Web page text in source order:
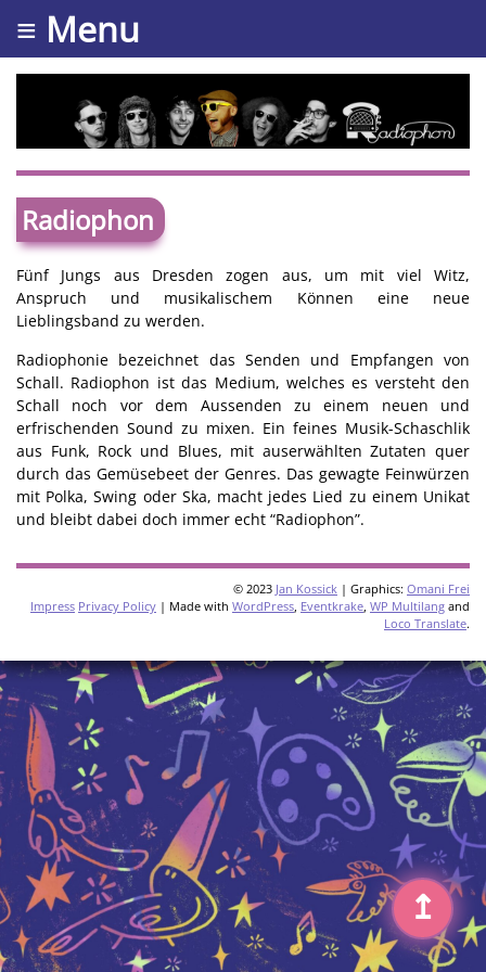
≡ Menu
Radiophon
Fünf Jungs aus Dresden zogen aus, um mit viel Witz,
Anspruch und musikalischem Können eine neue
Lieblingsband zu werden.
Radiophonie bezeichnet das Senden und Empfangen von
Schall. Radiophon ist das Medium, welches es versteht den
Schall noch vor dem Aussenden zu einem neuen und
erfrischenden Sound zu mixen. Ein feines Musik-Schaschlik
aus Funk, Rock und Blues, mit auserwählten Zutaten quer
durch das Gemüsebeet der Genres. Das gewagte Feinwürzen
mit Polka, Swing oder Ska, macht jedes Lied zu einem Unikat
und bleibt dabei doch immer echt “Radiophon”.
© 2023 Jan Kossick | Graphics: Omani Frei
Impress Privacy Policy | Made with WordPress Eventkrake WP Multilang and
Loco Translate.
↥